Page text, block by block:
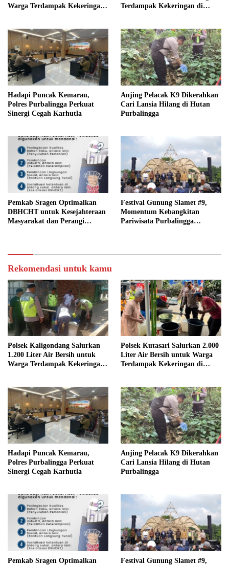
Warga Terdampak Kekeringan
Terdampak Kekeringan di
Hadapi Puncak Kemarau,
Polres Purbalingga Perkuat
Sinergi Cegah Karhutla
Anjing Pelacak K9 Dikerahkan
Cari Lansia Hilang di Hutan
Purbalingga
Pemkab Sragen Optimalkan
DBHCHT untuk Kesejahteraan
Masyarakat dan Perangi
Festival Gunung Slamet #9,
Momentum Kebangkitan
Pariwisata Purbalingga
Rekomendasi untuk kamu
Polsek Kaligondang Salurkan
1.200 Liter Air Bersih untuk
Warga Terdampak Kekeringan
Polsek Kutasari Salurkan 2.000
Liter Air Bersih untuk Warga
Terdampak Kekeringan di
Hadapi Puncak Kemarau,
Polres Purbalingga Perkuat
Sinergi Cegah Karhutla
Anjing Pelacak K9 Dikerahkan
Cari Lansia Hilang di Hutan
Purbalingga
Pemkab Sragen Optimalkan
Festival Gunung Slamet #9,